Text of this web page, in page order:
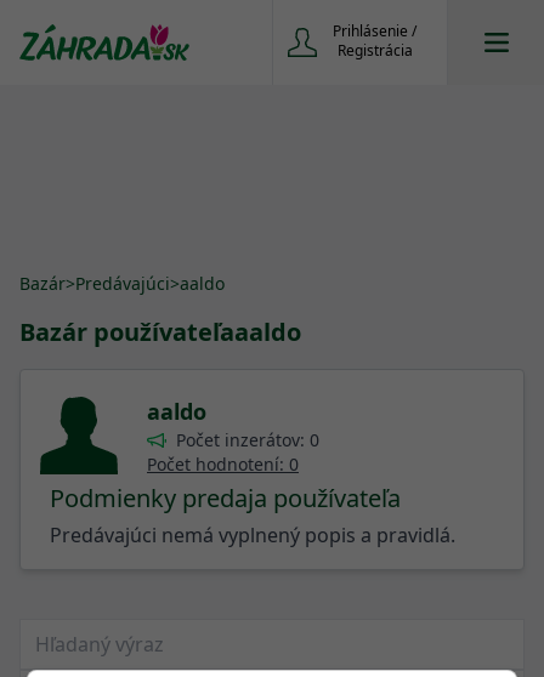
Prihlásenie /
Registrácia
Bazár>Predávajúci>aaldo
Bazár používateľaaaldo
aaldo
Počet inzerátov: 0
Počet hodnotení: 0
Podmienky predaja používateľa
Predávajúci nemá vyplnený popis a pravidlá.